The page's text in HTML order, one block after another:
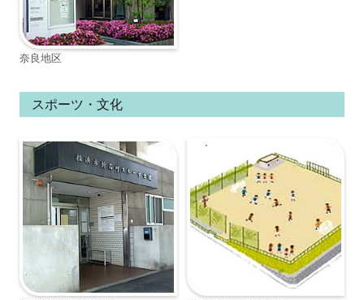
奈良地区
スポーツ・文化